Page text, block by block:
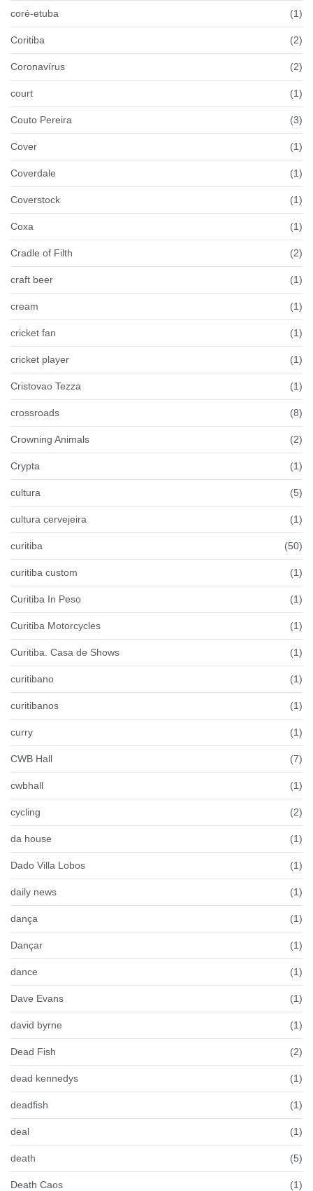
coré-etuba (1)
Coritiba (2)
Coronavírus (2)
court (1)
Couto Pereira (3)
Cover (1)
Coverdale (1)
Coverstock (1)
Coxa (1)
Cradle of Filth (2)
craft beer (1)
cream (1)
cricket fan (1)
cricket player (1)
Cristovao Tezza (1)
crossroads (8)
Crowning Animals (2)
Crypta (1)
cultura (5)
cultura cervejeira (1)
curitiba (50)
curitiba custom (1)
Curitiba In Peso (1)
Curitiba Motorcycles (1)
Curitiba. Casa de Shows (1)
curitibano (1)
curitibanos (1)
curry (1)
CWB Hall (7)
cwbhall (1)
cycling (2)
da house (1)
Dado Villa Lobos (1)
daily news (1)
dança (1)
Dançar (1)
dance (1)
Dave Evans (1)
david byrne (1)
Dead Fish (2)
dead kennedys (1)
deadfish (1)
deal (1)
death (5)
Death Caos (1)